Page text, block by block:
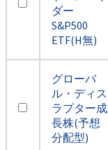
ダー
S&P500
ETF(H無)
グローバ
ル・ディス
ラプター成
長株(予想
分配型)